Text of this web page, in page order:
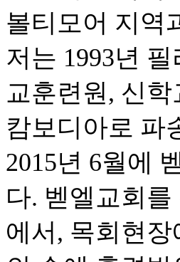
볼티모어 지역
저는 1993년
교훈련원, 신
캄보디아로 파
2015년 6월에
다. 벧엘교회
에서, 목회현